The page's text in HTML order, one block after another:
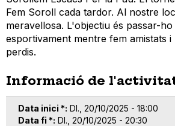
Fem Soroll cada tardor. Al nostre
meravellosa. L'objectiu és passar-
esportivament mentre fem amistats
perdis.
Informació de
Data inici * Dl., 20/10/2025 - 18:00
Data fi * Dl., 20/10/2025 - 20:30